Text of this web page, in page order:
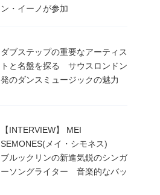
ン・イーノが参加
ダブステップの重要なアーティス
トと名盤を探る サウスロンドン
発のダンスミュージックの魅力
【INTERVIEW】 MEI
SEMONES(メイ・シモネス)
ブルックリンの新進気鋭のシンガ
ーソングライター 音楽的なバッ